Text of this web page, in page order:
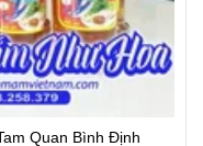
Quan Bình Định